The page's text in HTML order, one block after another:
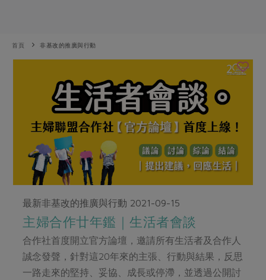
調味醬料/南北貨 烘焙
沖泡飲品
保健食品
居家好物
美妝保養 個人清潔
家庭清潔 織品
日用品 圖書禮品
烘焙．點心
湯品．鍋物
飲品
主題食譜
異國料理
年菜食譜
養身食補
合作25-精選產品第四彈
合作25-精選產品第三彈
更多當季產品
議題活動
主婦聯盟X樂齡網特約優惠案
30%rPET紅烏龍茶
更多議題活動
把最好的台灣味帶回家！
關注議題
非基改運動 支持本土農糧
能源議題
減添加物 減塑減廢
公益金 食農教育
更多議題
生活者e週報
綠主張月刊
典藏閱覽室
自主把關
硝酸鹽檢驗
社員權益
合作社法規
社務專區
選舉專區
最新消息
媒體報導
首頁 非基改的推廣與行動
最新非基改的推廣與行動 2021-09-15
主婦合作廿年鑑｜生活者會談
合作社首度開立官方論壇，邀請所有生活者及合作人
誠念發聲，針對這20年來的主張、行動與結果，反思
一路走來的堅持、妥協、成長或停滯，並透過公開討